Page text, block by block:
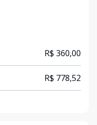
R$ 360,00
R$ 778,52